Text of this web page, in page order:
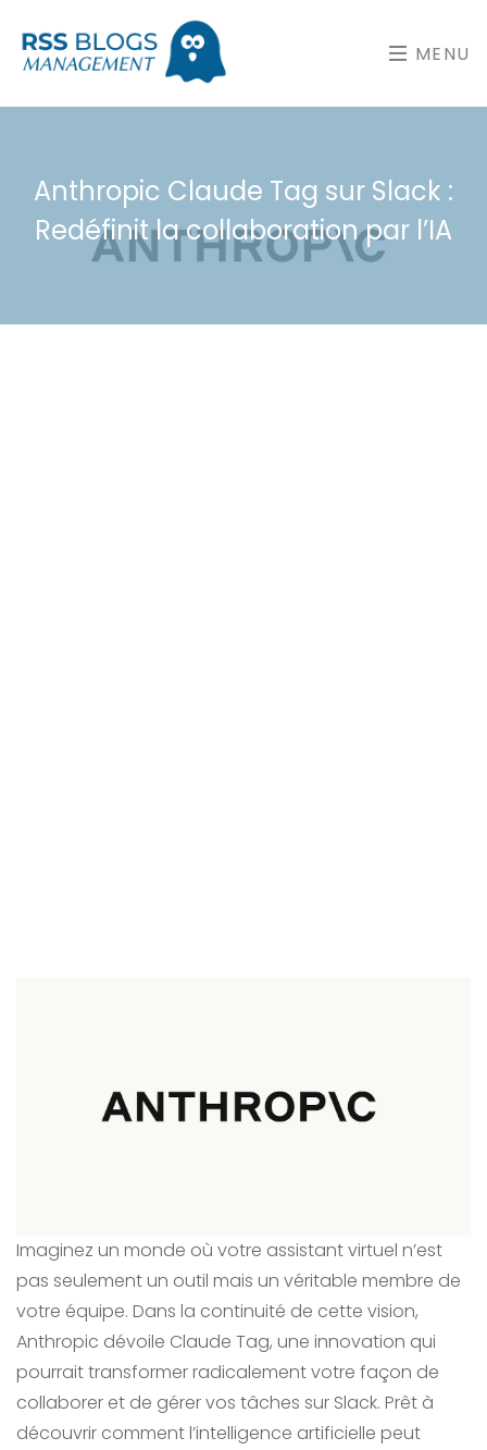
MENU
Anthropic Claude Tag sur Slack :
Redéfinit la collaboration par l’IA
Imaginez un monde où votre assistant virtuel n’est
pas seulement un outil mais un véritable membre de
votre équipe. Dans la continuité de cette vision,
Anthropic dévoile Claude Tag, une innovation qui
pourrait transformer radicalement votre façon de
collaborer et de gérer vos tâches sur Slack. Prêt à
découvrir comment l’intelligence artificielle peut